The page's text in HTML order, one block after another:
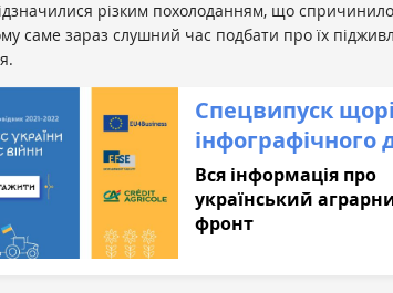
різким похолоданням, що
саме зараз слушний час подбати про їх
Спецвипуск
інфографічного
Вся інформація про
український
фронт